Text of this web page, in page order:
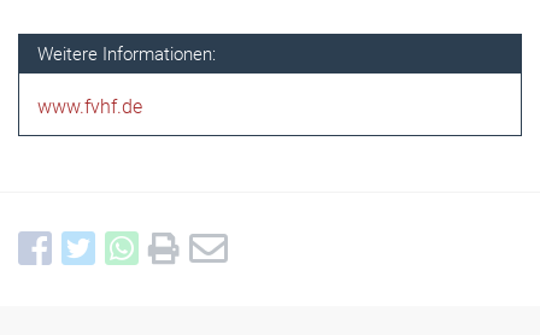
Weitere Informationen:
www.fvhf.de